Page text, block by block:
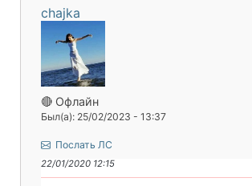
chajka
🔴 Офлайн
Был(а): 25/02/2023 - 13:37
Послать ЛС
22/01/2020 12:15